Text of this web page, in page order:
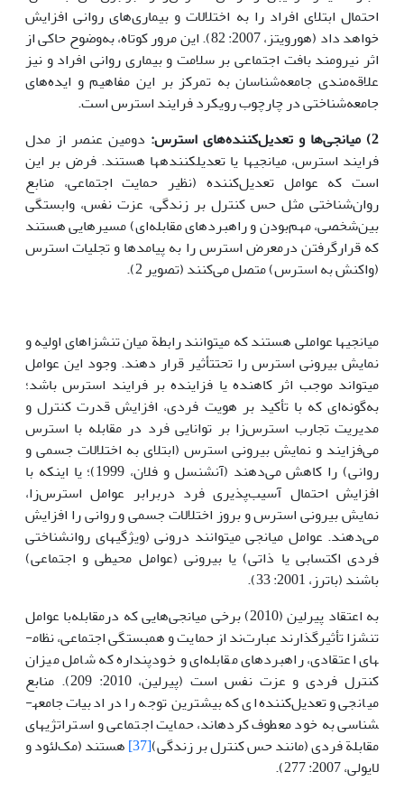
احتمال ابتلای افراد را به اختلالات و بیماری‌های روانی افزایش
خواهد داد (هورویتز، 2007: 82). این مرور کوتاه، به‌وضوح حاکی از
اثر نیرومند بافت اجتماعی بر سلامت و بیماری روانی افراد و نیز
علاقه‌مندی جامعه‌شناسان به تمرکز بر این مفاهیم و ایده‌های
جامعه‌شناختی در چارچوب رویکرد فرایند استرس است.
2) میانجی‌ها و تعدیل‌کننده‌های استرس:
دومین عنصر از مدل
فرایند استرس، میانجی­ها یا تعدیل­کننده­ها هستند. فرض بر این
است که عوامل تعدیل‌کننده (نظیر حمایت اجتماعی، منابع
روان‌شناختی مثل حس کنترل بر زندگی، عزت نفس، وابستگی
بین‌شخصی، مهم‌بودن و راهبردهای مقابله‌ای) مسیرهایی هستند
که قرارگرفتن درمعرض استرس را به پیامدها و تجلیات استرس
(واکنش به استرس) متصل می‌کنند (تصویر 2).
میانجی­ها عواملی هستند که می­توانند رابطة میان تنش­زاهای اولیه و
نمایش بیرونی استرس را تحت­تأثیر قرار دهند. وجود این عوامل
می­تواند موجب اثر کاهنده یا فزاینده بر فرایند استرس باشد؛
به‌گونه‌ای که با تأکید بر هویت فردی، افزایش قدرت کنترل و
مدیریت تجارب استرس­‌زا بر توانایی فرد در مقابله با استرس
می‌فزایند و نمایش بیرونی استرس (ابتلای به اختلالات جسمی و
روانی) را کاهش می‌دهند (آنشنسل و فلان، 1999)؛ یا اینکه با
افزایش احتمال آسیب‌پذیری فرد دربرابر عوامل استرس‌زا،
نمایش بیرونی استرس و بروز اختلالات جسمی و روانی را افزایش
می‌دهند. عوامل میانجی می­توانند درونی (ویژگی­های روان­شناختی
فردی اکتسابی یا ذاتی) یا بیرونی (عوامل محیطی و اجتماعی)
باشند (باترز، 2001: 33).
به اعتقاد پیرلین (2010) برخی میانجی‌هایی که درمقابله‌با عوامل
تنش­زا تأثیرگذارند عبارت‌ند از حمایت و همبستگی اجتماعی، نظام­
های اعتقادی، راهبردهای مقابله‌ای و خودپنداره که شامل میزان
کنترل فردی و عزت نفس است (پیرلین، 2010: 209). منابع
میانجی و تعدیل‌کننده­‌­ای که بیشترین توجه را در ادبیات جامعه­
شناسی به خود معطوف کرده­اند، حمایت اجتماعی و استراتژی­های
مقابلة فردی (مانند حس کنترل بر زندگی)[37]
هستند (مک‌لئود و
لایولی، 2007: 277).